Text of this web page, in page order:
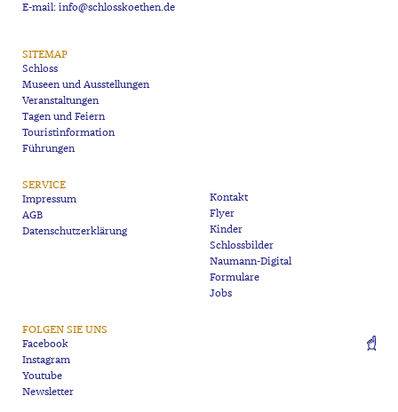
E-mail: info@schlosskoethen.de
SITEMAP
Schloss
Museen und Ausstellungen
Veranstaltungen
Tagen und Feiern
Touristinformation
Führungen
SERVICE
Impressum
AGB
Datenschutzerklärung
Kontakt
Flyer
Kinder
Schlossbilder
Naumann-Digital
Formulare
Jobs
FOLGEN SIE UNS
Facebook
Instagram
Youtube
Newsletter